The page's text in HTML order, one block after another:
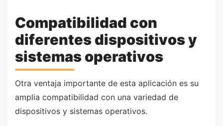
Compatibilidad con
diferentes dispositivos y
sistemas operativos
Otra ventaja importante de esta aplicación es su
amplia compatibilidad con una variedad de
dispositivos y sistemas operativos.